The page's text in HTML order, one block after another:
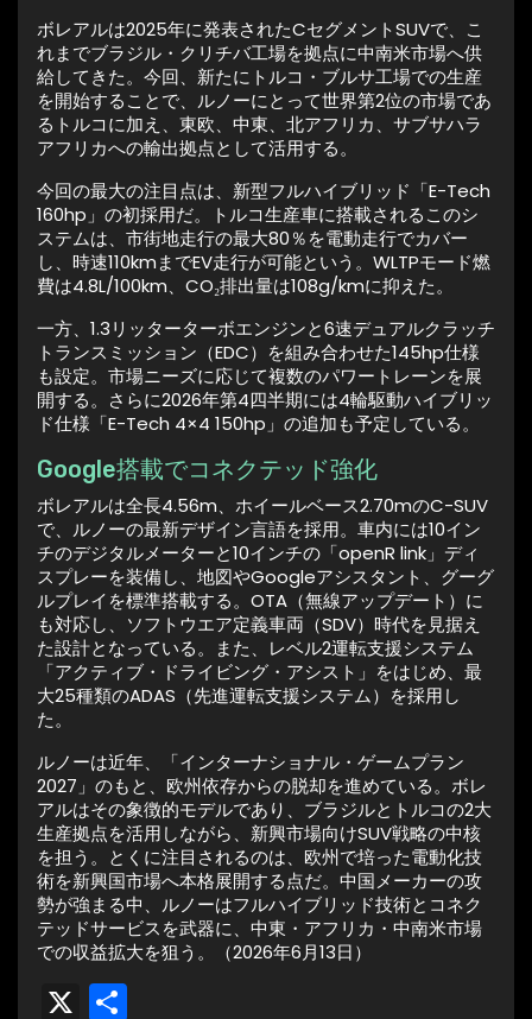
ボレアルは2025年に発表されたCセグメントSUVで、こ
れまでブラジル・クリチバ工場を拠点に中南米市場へ供
給してきた。今回、新たにトルコ・ブルサ工場での生産
を開始することで、ルノーにとって世界第2位の市場であ
るトルコに加え、東欧、中東、北アフリカ、サブサハラ
アフリカへの輸出拠点として活用する。
今回の最大の注目点は、新型フルハイブリッド「E-Tech
160hp」の初採用だ。トルコ生産車に搭載されるこのシ
ステムは、市街地走行の最大80％を電動走行でカバー
し、時速110kmまでEV走行が可能という。WLTPモード燃
費は4.8L/100km、CO₂排出量は108g/kmに抑えた。
一方、1.3リッターターボエンジンと6速デュアルクラッチ
トランスミッション（EDC）を組み合わせた145hp仕様
も設定。市場ニーズに応じて複数のパワートレーンを展
開する。さらに2026年第4四半期には4輪駆動ハイブリッ
ド仕様「E-Tech 4×4 150hp」の追加も予定している。
Google搭載でコネクテッド強化
ボレアルは全長4.56m、ホイールベース2.70mのC-SUV
で、ルノーの最新デザイン言語を採用。車内には10イン
チのデジタルメーターと10インチの「openR link」ディ
スプレーを装備し、地図やGoogleアシスタント、グーグ
ルプレイを標準搭載する。OTA（無線アップデート）に
も対応し、ソフトウエア定義車両（SDV）時代を見据え
た設計となっている。また、レベル2運転支援システム
「アクティブ・ドライビング・アシスト」をはじめ、最
大25種類のADAS（先進運転支援システム）を採用し
た。
ルノーは近年、「インターナショナル・ゲームプラン
2027」のもと、欧州依存からの脱却を進めている。ボレ
アルはその象徴的モデルであり、ブラジルとトルコの2大
生産拠点を活用しながら、新興市場向けSUV戦略の中核
を担う。とくに注目されるのは、欧州で培った電動化技
術を新興国市場へ本格展開する点だ。中国メーカーの攻
勢が強まる中、ルノーはフルハイブリッド技術とコネク
テッドサービスを武器に、中東・アフリカ・中南米市場
での収益拡大を狙う。（2026年6月13日）
X